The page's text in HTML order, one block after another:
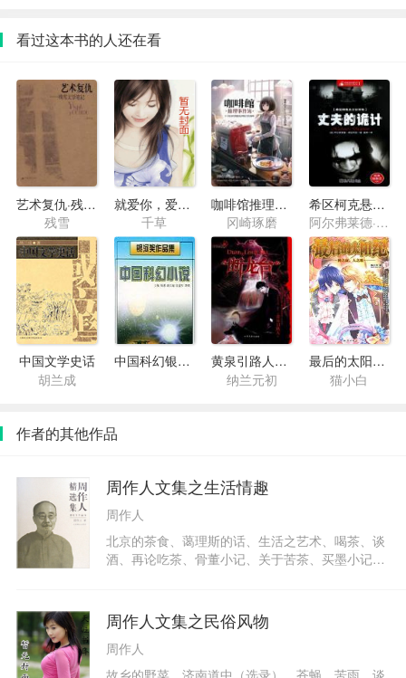
看过这本书的人还在看
艺术复仇·残雪文学笔记
残雪
就爱你，爱定你之淡淡薄荷香
千草
咖啡馆推理事件簿1·下次见面时，请让我品尝你煮的咖啡
冈崎琢磨
希区柯克悬念故事集·丈夫的诡计
阿尔弗莱德·希区柯克
中国文学史话
胡兰成
中国科幻银河奖获奖作品集（第一至四届）
黄泉引路人之断龙台
纳兰元初
最后的太阳纪·神之寂，人之歌
猫小白
作者的其他作品
周作人文集之生活情趣
周作人
北京的茶食、蔼理斯的话、生活之艺术、喝茶、谈
酒、再论吃茶、骨董小记、关于苦茶、买墨小记、
周作人文集之民俗风物
周作人